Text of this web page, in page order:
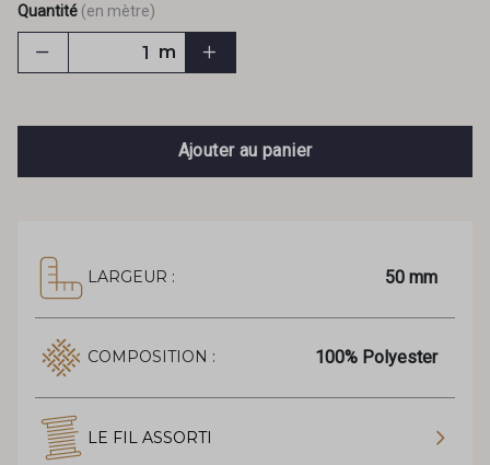
Quantité (en mètre)
m
Ajouter au panier
LARGEUR : 50 mm
COMPOSITION : 100% Polyester
LE FIL ASSORTI